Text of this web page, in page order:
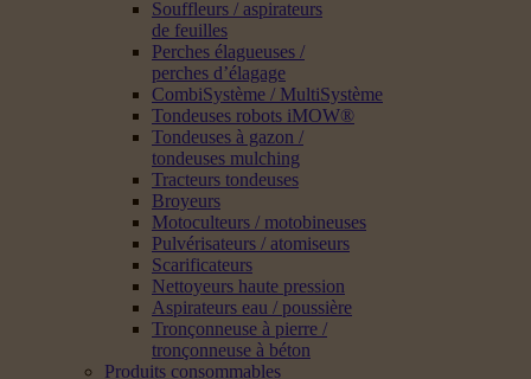
Souffleurs / aspirateurs
de feuilles
Perches élagueuses /
perches d’élagage
CombiSystème / MultiSystème
Tondeuses robots iMOW®
Tondeuses à gazon /
tondeuses mulching
Tracteurs tondeuses
Broyeurs
Motoculteurs / motobineuses
Pulvérisateurs / atomiseurs
Scarificateurs
Nettoyeurs haute pression
Aspirateurs eau / poussière
Tronçonneuse à pierre /
tronçonneuse à béton
Produits consommables